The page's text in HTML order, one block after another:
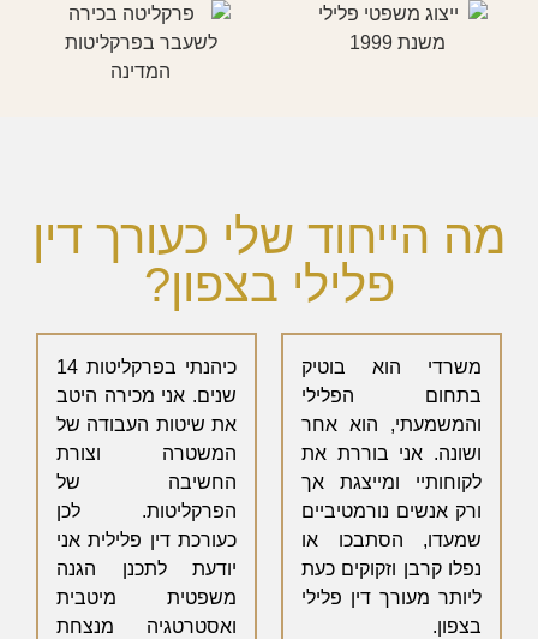
מה הייחוד שלי כעורך דין
פלילי בצפון?
משרדי הוא בוטיק
בתחום הפלילי
והמשמעתי, הוא אחר
ושונה. אני בוררת את
לקוחותיי ומייצגת אך
ורק אנשים נורמטיביים
שמעדו, הסתבכו או
נפלו קרבן וזקוקים כעת
ליותר מעורך דין פלילי
בצפון.
כיהנתי בפרקליטות 14
שנים. אני מכירה היטב
את שיטות העבודה של
המשטרה וצורת
החשיבה של
הפרקליטות. לכן
כעורכת דין פלילית אני
יודעת לתכנן הגנה
משפטית מיטבית
ואסטרטגיה מנצחת